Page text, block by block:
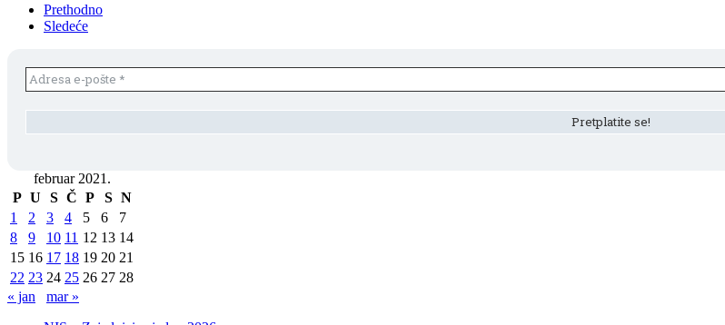
Prethodno
Sledeće
februar 2021.
P U S Č P S N
1
2 3 4 5 6
7
8
9 10 11 12 13 14
15 16 17 18 19 20 21
22 23 24 25 26 27 28
« jan
mar »